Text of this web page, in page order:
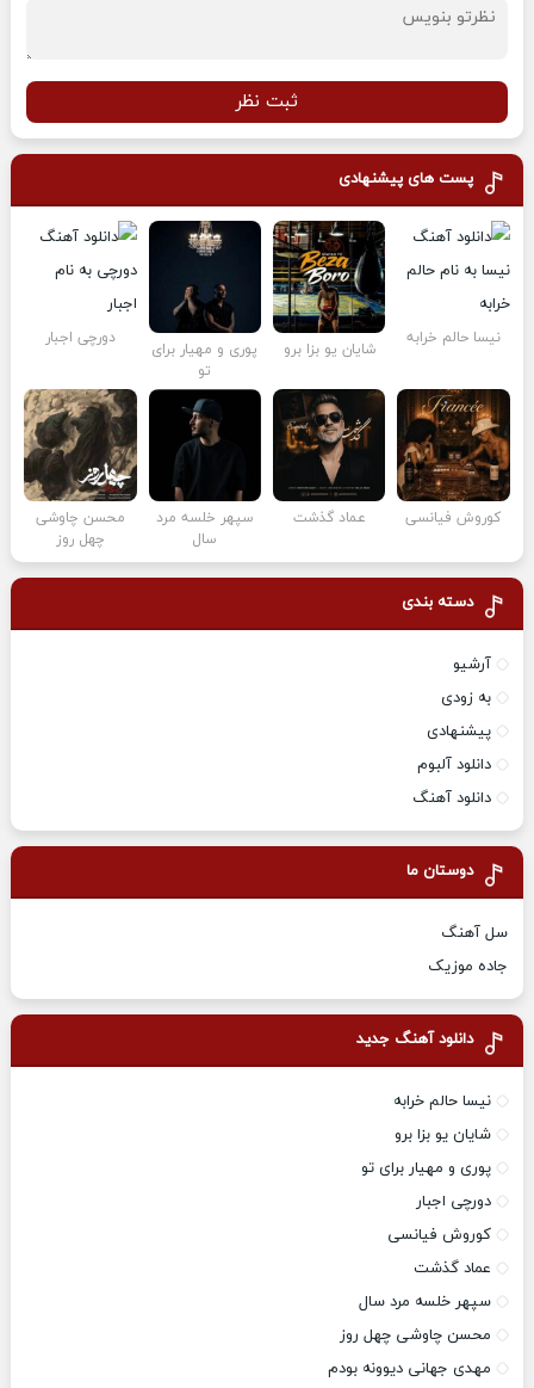
ثبت نظر
پست های پیشنهادی
نیسا حالم خرابه
شایان یو بزا برو
پوری و مهیار برای
تو
دورچی اجبار
کوروش فیانسی عماد گذشت
سپهر خلسه مرد
سال
محسن چاوشی
چهل روز
دسته بندی
آرشیو
به زودی
پیشنهادی
دانلود آلبوم
دانلود آهنگ
دوستان ما
سل آهنگ
جاده موزیک
دانلود آهنگ جدید
نیسا حالم خرابه
شایان یو بزا برو
پوری و مهیار برای تو
دورچی اجبار
کوروش فیانسی
عماد گذشت
سپهر خلسه مرد سال
محسن چاوشی چهل روز
مهدی جهانی دیوونه بودم